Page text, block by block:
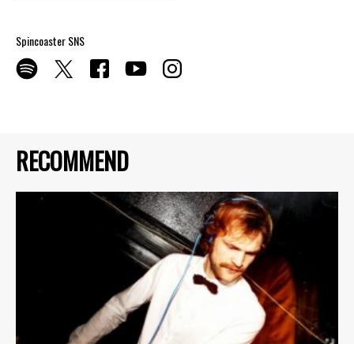
RECOMMEND
Spincoaster SNS